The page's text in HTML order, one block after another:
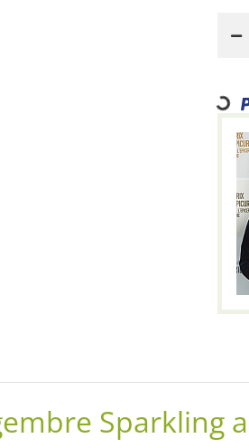
Loading...
Sparkling